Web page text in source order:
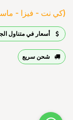
(كي نت - فيزا -
أسعار في متناول
شحن سريع